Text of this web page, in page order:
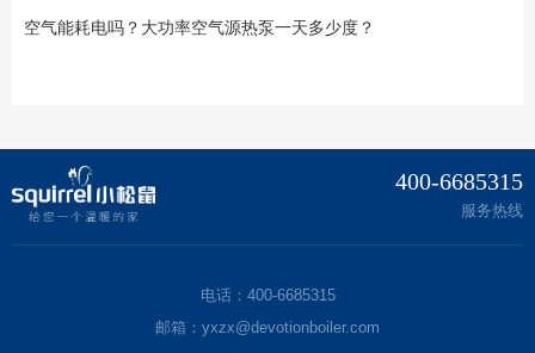
空气能耗电吗？大功率空气源热泵一天多少度？
400-6685315
服务热线
电话：400-6685315
邮箱：yxzx@devotionboiler.com